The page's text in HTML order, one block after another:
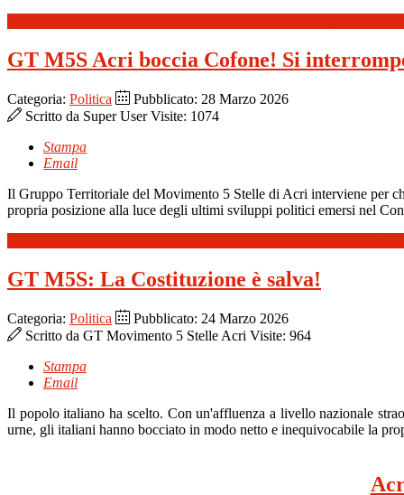
GT M5S Acri boccia Cofone! Si
Categoria: Politica
Pubblicato: 28 Marzo 2026
Scritto da Super User Visite: 1074
Stampa
Email
Il Gruppo Territoriale del Movimento 5 Stelle di Acri interviene per
propria posizione alla luce degli ultimi sviluppi politici emersi nel
GT M5S: La Costituzione è salva!
Categoria: Politica
Pubblicato: 24 Marzo 2026
Scritto da GT Movimento 5 Stelle Acri Visite: 964
Stampa
Email
Il popolo italiano ha scelto. Con un'affluenza a livello nazionale
urne, gli italiani hanno bocciato in modo netto e inequivocabile la